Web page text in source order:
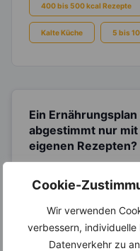
Cookie-
Wir verwenden
verbessern,
Datenverkehr zu
400 bis 500 kcal Rezepte
Kalte Küche 5 bis
Ein Ernährungsplan
abgestimmt nur mit
eigenen Rezepten?
Ernährungsplan nur mit
Lieblingsrezepten auf